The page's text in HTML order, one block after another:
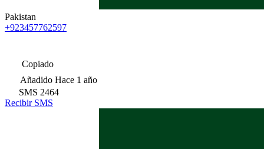
Pakistan
+923457762597
Copiado
Añadido Hace 1 año
SMS 2464
Recibir SMS